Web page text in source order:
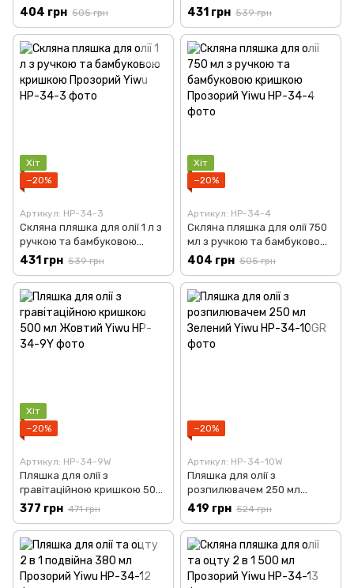
мл Прозорий Yiwu HP-34-1
404 грн 505 грн
Прозорий Yiwu HP-34-2
431 грн 539 грн
Хіт
−20%
Артикул: HP-34-3
Скляна пляшка для олії 1 л з
ручкою та бамбуковою
кришкою Прозорий Yiwu HP-
431 грн 539 грн
Хіт
−20%
Артикул: HP-34-4
Скляна пляшка для олії 750
мл з ручкою та бамбуковою
кришкою Прозорий Yiwu HP-
404 грн 505 грн
Хіт
−20%
Артикул: HP-34-9W
Пляшка для олії з
гравітаційною кришкою 500
мл Жовтий Yiwu HP-34-9Y
377 грн 471 грн
−20%
Артикул: HP-34-10W
Пляшка для олії з
розпилювачем 250 мл
Зелений Yiwu HP-34-10GR
419 грн 524 грн